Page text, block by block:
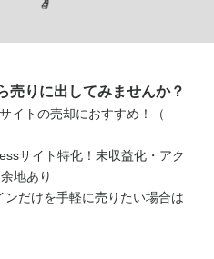
売りに出してみませんか？
イトの売却におすすめ！（
サイト特化！未収益化・アク
地あり
ンだけを手軽に売りたい場合は